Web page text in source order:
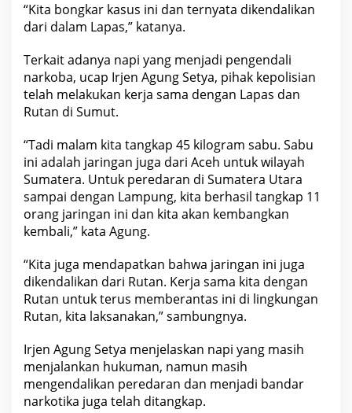
“Kita bongkar kasus ini dan ternyata dikendalikan
dari dalam Lapas,” katanya.
Terkait adanya napi yang menjadi pengendali
narkoba, ucap Irjen Agung Setya, pihak kepolisian
telah melakukan kerja sama dengan Lapas dan
Rutan di Sumut.
“Tadi malam kita tangkap 45 kilogram sabu. Sabu
ini adalah jaringan juga dari Aceh untuk wilayah
Sumatera. Untuk peredaran di Sumatera Utara
sampai dengan Lampung, kita berhasil tangkap 11
orang jaringan ini dan kita akan kembangkan
kembali,” kata Agung.
“Kita juga mendapatkan bahwa jaringan ini juga
dikendalikan dari Rutan. Kerja sama kita dengan
Rutan untuk terus memberantas ini di lingkungan
Rutan, kita laksanakan,” sambungnya.
Irjen Agung Setya menjelaskan napi yang masih
menjalankan hukuman, namun masih
mengendalikan peredaran dan menjadi bandar
narkotika juga telah ditangkap.